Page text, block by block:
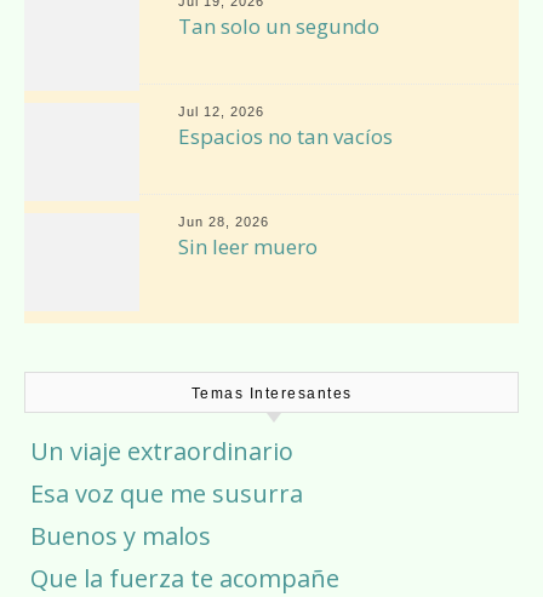
Tan solo un segundo
Jul 12, 2026
Espacios no tan vacíos
Jun 28, 2026
Sin leer muero
Temas Interesantes
Un viaje extraordinario
Esa voz que me susurra
Buenos y malos
Que la fuerza te acompañe